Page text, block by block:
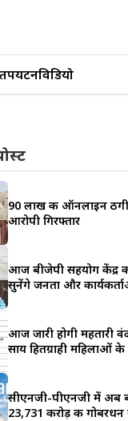
पर्यटनविडियो
90 लाख की ऑनलाइन
आरोपी गिरफ्तार
आज बीजेपी सहयोग केंद्र
सुनेंगे जनता और
आज जारी होगी महतारी
साय हितग्राही महिलाओं
सीएनजी-पीएनजी में अब
23,731 करोड़ की